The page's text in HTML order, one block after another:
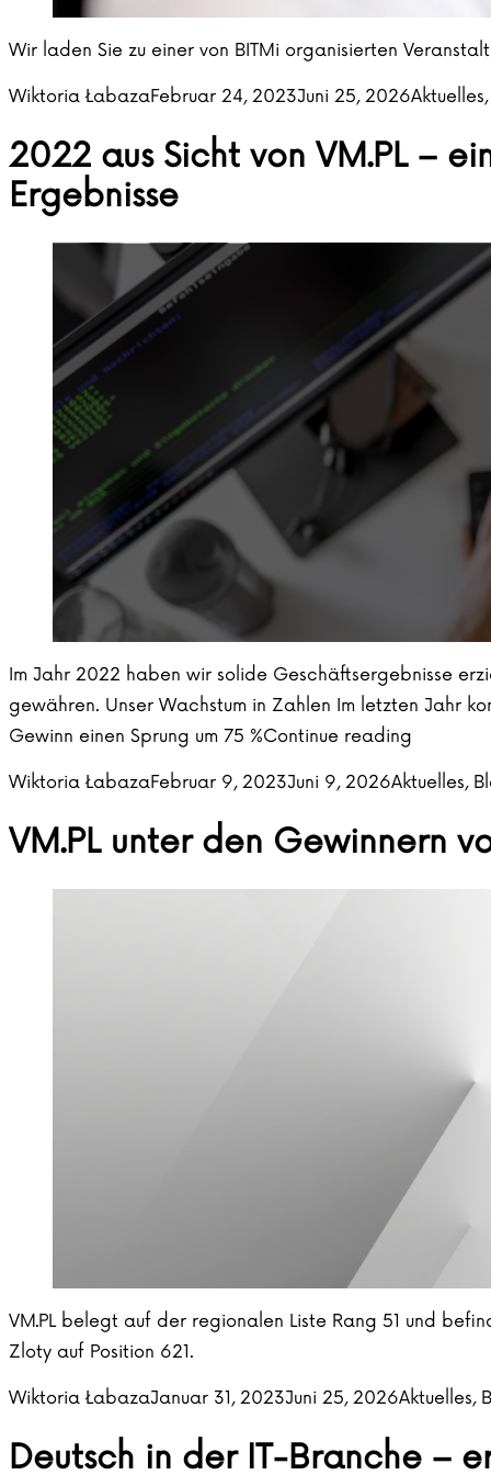
Wir laden Sie zu einer von BITMi organisierten
Posted by
Wiktoria ŁabazaFebruar 24, 2023Juni 25, 2026Posted in
Aktuelles,
2022 aus Sicht von VM.PL –
Ergebnisse
Im Jahr 2022 haben wir solide Geschäftsergebnisse
gewähren. Unser Wachstum in Zahlen Im letzten Jahr
Gewinn einen Sprung um 75 %Continue reading
Posted by
Wiktoria ŁabazaFebruar 9, 2023Juni 9, 2026Posted in
Aktuelles,
VM.PL unter den Gewinnern
VM.PL belegt auf der regionalen Liste Rang 51 und
Zloty auf Position 621.
Posted by
Wiktoria ŁabazaJanuar 31, 2023Juni 25, 2026Posted in
Aktuelles,
Deutsch in der IT-Branche –